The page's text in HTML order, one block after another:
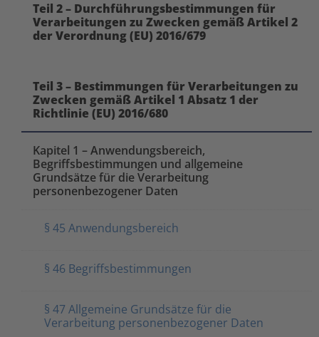
Teil 2 – Durchführungsbestimmungen für
Verarbeitungen zu Zwecken gemäß Artikel 2
der Verordnung (EU) 2016/679
Teil 3 – Bestimmungen für Verarbeitungen zu
Zwecken gemäß Artikel 1 Absatz 1 der
Richtlinie (EU) 2016/680
Kapitel 1 – Anwendungsbereich,
Begriffsbestimmungen und allgemeine
Grundsätze für die Verarbeitung
personenbezogener Daten
§ 45 Anwendungsbereich
§ 46 Begriffsbestimmungen
§ 47 Allgemeine Grundsätze für die
Verarbeitung personenbezogener Daten